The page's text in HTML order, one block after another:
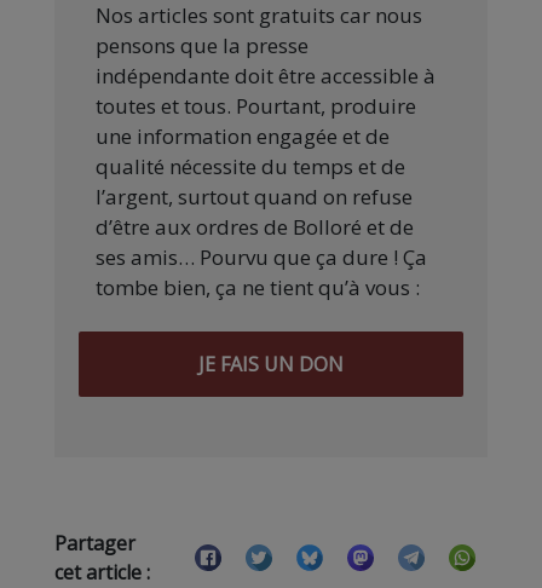
Nos articles sont gratuits car nous
pensons que la presse
indépendante doit être accessible à
toutes et tous. Pourtant, produire
une information engagée et de
qualité nécessite du temps et de
l’argent, surtout quand on refuse
d’être aux ordres de Bolloré et de
ses amis… Pourvu que ça dure ! Ça
tombe bien, ça ne tient qu’à vous :
JE FAIS UN DON
Partager
cet article :